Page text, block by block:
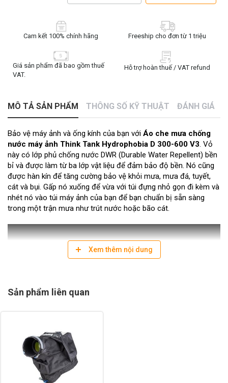
Cam kết 100% chính hãng Freeship cho đơn từ 1 triệu
Giá sản phẩm đã bao gồm thuế
VAT.
Hỗ trợ hoàn thuế / VAT refund
MÔ TẢ SẢN PHẨM THÔNG SỐ KỸ THUẬT ĐÁNH GIÁ
Bảo vệ máy ảnh và ống kính của bạn với Áo che mưa chống
nước máy ảnh Think Tank Hydrophobia D 300-600 V3. Vỏ
này có lớp phủ chống nước DWR (Durable Water Repellent) bền
bỉ và được làm từ ba lớp vật liệu để đảm bảo độ bền. Nó cũng
được hàn kín để tăng cường bảo vệ khỏi mưa, mưa đá, tuyết,
cát và bụi. Gấp nó xuống để vừa với túi đựng nhỏ gọn đi kèm và
nhét nó vào túi máy ảnh của bạn để bạn chuẩn bị sẵn sàng
trong một trận mưa như trút nước hoặc bão cát.
CÁC TÍNH NĂNG CHÍNH:
Xem thêm nội dung
Sản phẩm liên quan